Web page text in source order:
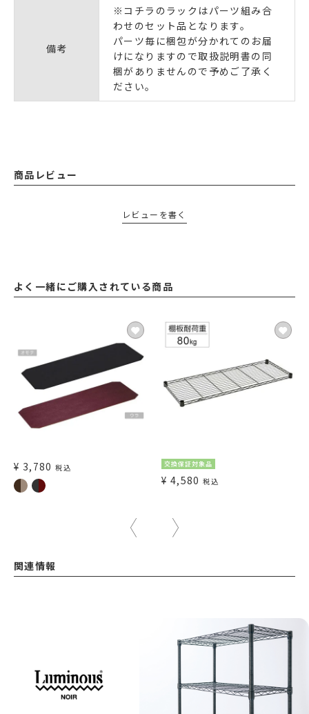
備考
※コチラのラックはパーツ組み合
わせのセット品となります。
パーツ毎に梱包が分かれてのお届
けになりますので取扱説明書の同
梱がありませんので予めご了承く
ださい。
商品レビュー
レビューを書く
よく一緒にご購入されている商品
¥ 3,780 税込 交換保証対象品
¥ 4,580 税込
関連情報